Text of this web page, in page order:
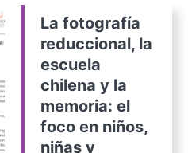
La fotografía
reduccional, la
escuela
chilena y la
memoria: el
foco en niños,
niñas y